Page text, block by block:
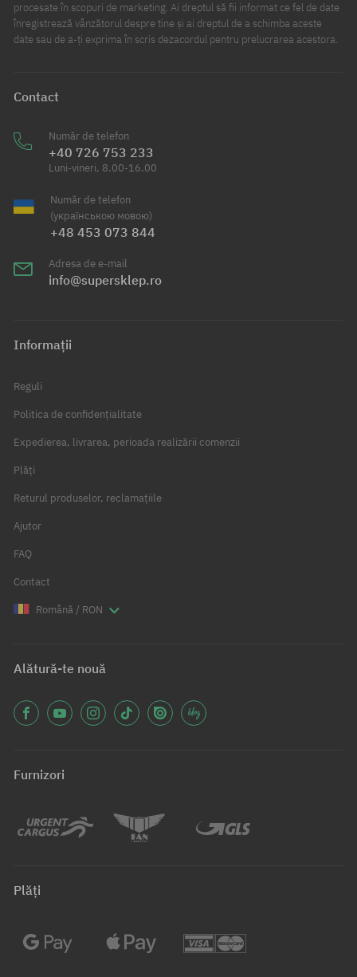
procesate în scopuri de marketing. Ai dreptul să fii informat ce fel de date
înregistrează vânzătorul despre tine și ai dreptul de a schimba aceste
date sau de a-ți exprima în scris dezacordul pentru prelucrarea acestora.
Contact
Număr de telefon
+40 726 753 233
Luni-vineri, 8.00-16.00
Număr de telefon
(українською мовою)
+48 453 073 844
Adresa de e-mail
info@supersklep.ro
Informații
Reguli
Politica de confidențialitate
Expedierea, livrarea, perioada realizării comenzii
Plăți
Returul produselor, reclamațiile
Ajutor
FAQ
Contact
Română / RON
Alătură-te nouă
Furnizori
Plăți